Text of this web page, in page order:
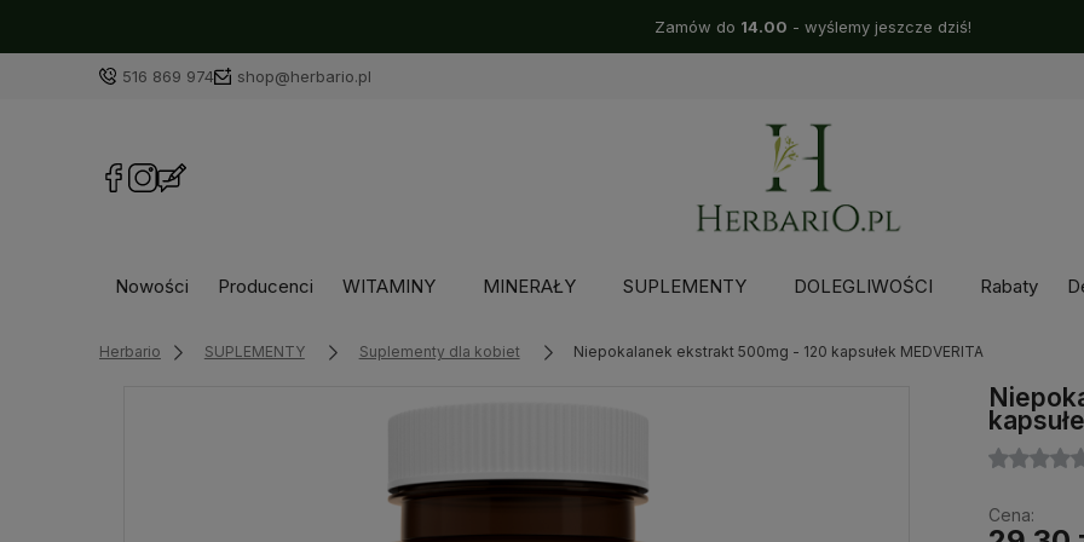
Zamów do 14.00 - wyślemy jeszcze dziś!
516 869 974 shop@herbario.pl
Nowości Producenci WITAMINY MINERAŁY SUPLEMENTY DOLEGLIWOŚCI Rabaty
Herbario SUPLEMENTY Suplementy dla kobiet Niepokalanek ekstrakt 500mg - 120 kapsułek MEDVERITA
Cena: